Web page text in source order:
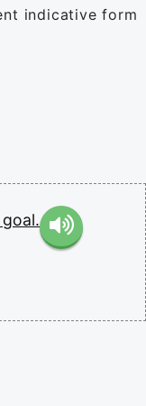
indicative form
goal.